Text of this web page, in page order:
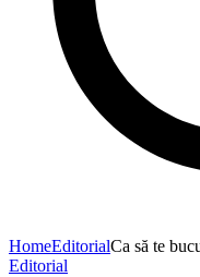
HomeEditorialCa să te
Editorial